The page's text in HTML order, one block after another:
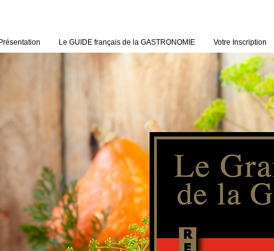
Le GUIDE français de la GASTRONOMIE Votre Inscription